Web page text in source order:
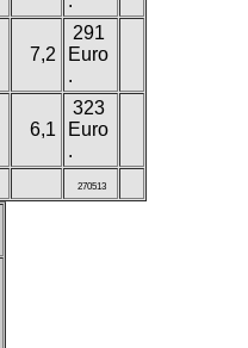
7,2
291
Euro
.
6,1
323
Euro
.
270513